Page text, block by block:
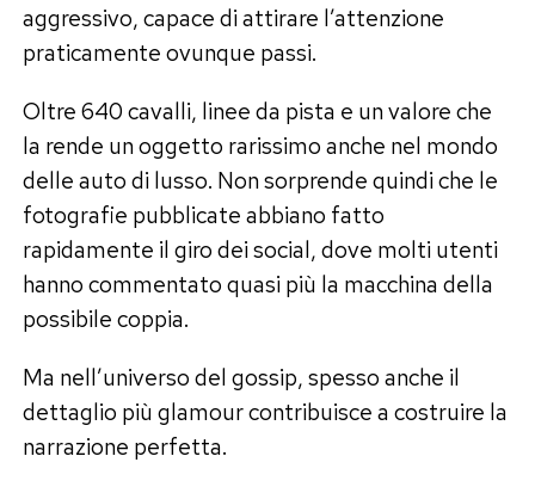
aggressivo, capace di attirare l’attenzione
praticamente ovunque passi.
Oltre 640 cavalli, linee da pista e un valore che
la rende un oggetto rarissimo anche nel mondo
delle auto di lusso. Non sorprende quindi che le
fotografie pubblicate abbiano fatto
rapidamente il giro dei social, dove molti utenti
hanno commentato quasi più la macchina della
possibile coppia.
Ma nell’universo del gossip, spesso anche il
dettaglio più glamour contribuisce a costruire la
narrazione perfetta.